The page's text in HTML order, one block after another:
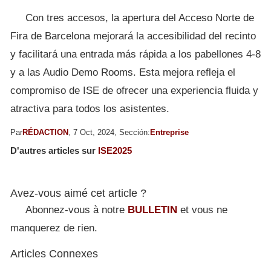
Con tres accesos, la apertura del Acceso Norte de
Fira de Barcelona mejorará la accesibilidad del recinto
y facilitará una entrada más rápida a los pabellones 4-8
y a las Audio Demo Rooms. Esta mejora refleja el
compromiso de ISE de ofrecer una experiencia fluida y
atractiva para todos los asistentes.
ParRÉDACTION , 7 Oct, 2024, Sección: Entreprise
D'autres articles sur ISE2025
Avez-vous aimé cet article ?
Abonnez-vous à notre BULLETIN et vous ne
manquerez de rien.
Articles Connexes